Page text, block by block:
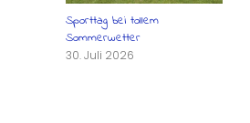
Sporttag bei tollem
Sommerwetter
30. Juli 2026